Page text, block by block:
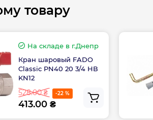
низких
распознавания
бойлера
товару
На складев г.Днепр
Кран шаровый FADO
Classic PN40 20 3/4 НВ
KN12
528.00 ₴ -22 %
413.00 ₴